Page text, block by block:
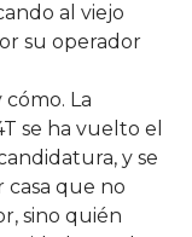
al viejo
su operador
La
se ha vuelto el
y se
casa que no
sino quién